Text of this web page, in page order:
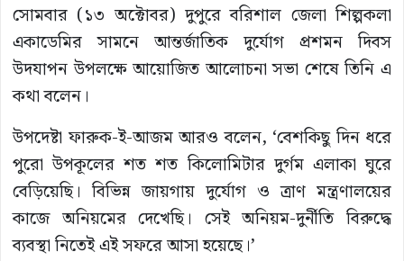
সোমবার (১৩ অক্টোবর) দুপুরে বরিশাল জেলা শিল্পকলা
একাডেমির সামনে আন্তর্জাতিক দুর্যোগ প্রশমন দিবস
উদযাপন উপলক্ষে আয়োজিত আলোচনা সভা শেষে তিনি এ
কথা বলেন।
উপদেষ্টা ফারুক-ই-আজম আরও বলেন, ‘বেশকিছু দিন ধরে
পুরো উপকূলের শত শত কিলোমিটার দুর্গম এলাকা ঘুরে
বেড়িয়েছি। বিভিন্ন জায়গায় দুর্যোগ ও ত্রাণ মন্ত্রণালয়ের
কাজে অনিয়মের দেখেছি। সেই অনিয়ম-দুর্নীতি বিরুদ্ধে
ব্যবস্থা নিতেই এই সফরে আসা হয়েছে।’